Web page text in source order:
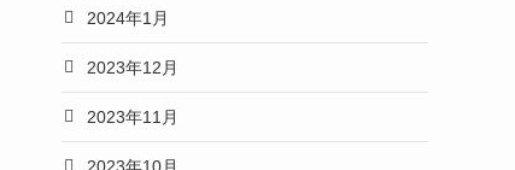
2024年1月
2023年12月
2023年11月
2023年10月